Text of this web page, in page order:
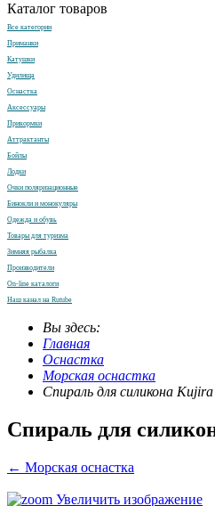
Каталог товаров
Все категории
Приманки
Катушки
Удилища
Оснастка
Аксессуары
Прикормки
Аттрактанты
Бойлы
Лодки
Очки поляризационные
Бинокли и монокуляры
Одежда и обувь
Товары для туризма
Зимняя рыбалка
Производители
On-line каталоги
Наш канал на Rutube
Вы здесь:
Главная
Оснастка
Морская оснастка
Спираль для силикона
Спираль для
← Морская оснастка
Увеличить изображение